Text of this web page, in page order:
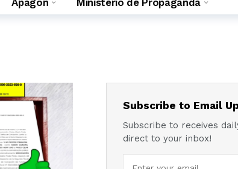
2 meses ago
Quispe
febrero del 2023 3 meses ago
Apagón Ministerio de Propaganda
Subscribe to Email
Subscribe to receives
direct to your inbox!